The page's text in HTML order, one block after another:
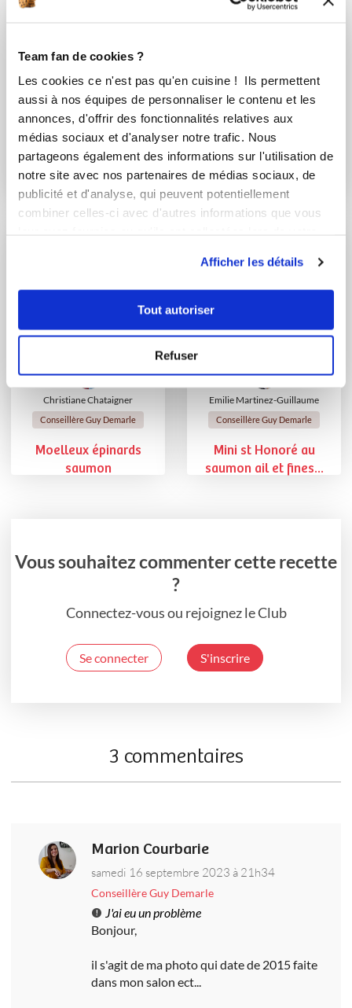
Team fan de cookies ?
Les cookies ce n'est pas qu'en cuisine ! Ils permettent
aussi à nos équipes de personnaliser le contenu et les
annonces, d'offrir des fonctionnalités relatives aux
médias sociaux et d'analyser notre trafic. Nous
partageons également des informations sur l'utilisation de
notre site avec nos partenaires de médias sociaux, de
publicité et d'analyse, qui peuvent potentiellement
combiner celles-ci avec d'autres informations que vous
Afficher les détails
Tout autoriser
Refuser
Cécile Munoz
Tourbillons de
tomate sur mini
saint-...
Christiane Chataigner
Moelleux à la tomate
et aux herbes de...
Christiane Chataigner
Conseillère Guy Demarle
Moelleux épinards
saumon
Emilie Martinez-Guillaume
Conseillère Guy Demarle
Mini st Honoré au
saumon ail et fines...
Vous souhaitez commenter cette recette
?
Connectez-vous ou rejoignez le Club
Se connecter S'inscrire
3 commentaires
Marion Courbarie
samedi 16 septembre 2023 à 21h34
Conseillère Guy Demarle
J'ai eu un problème
Bonjour,
il s'agit de ma photo qui date de 2015 faite
dans mon salon ect...